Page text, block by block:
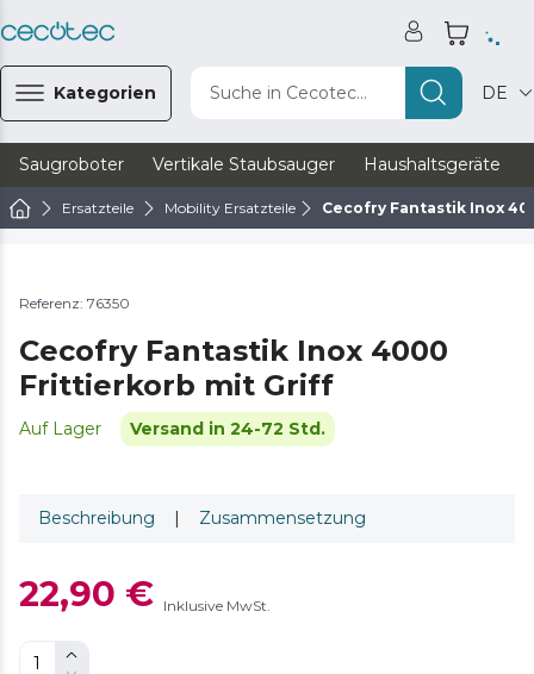
Kategorien Suche in Cecotec... DE
Saugroboter Vertikale Staubsauger Haushaltsgeräte
Ersatzteile Mobility Ersatzteile Cecofry Fantastik Inox
Referenz: 76350
Cecofry Fantastik Inox 4000
Frittierkorb mit Griff
Auf Lager Versand in 24-72 Std.
Beschreibung | Zusammensetzung
22,90 € Inklusive MwSt.